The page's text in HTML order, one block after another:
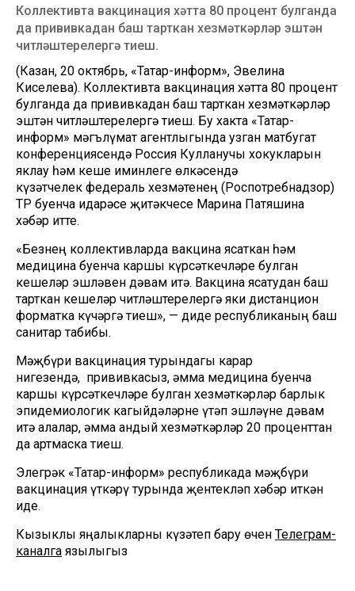
Коллективта вакцинация хәтта 80 процент булганда
да прививкадан баш тарткан хезмәткәрләр эштән
читләштерелергә тиеш.
(Казан, 20 октябрь, «Татар-информ», Эвелина
Киселева). Коллективта вакцинация хәтта 80 процент
булганда да прививкадан баш тарткан хезмәткәрләр
эштән читләштерелергә тиеш. Бу хакта «Татар-
информ» мәгълүмат агентлыгында узган матбугат
конференциясендә Россия Кулланучы хокукларын
яклау һәм кеше иминлеге өлкәсендә
күзәтчелек федераль хезмәтенең (Роспотребнадзор)
ТР буенча идарәсе җитәкчесе Марина Патяшина
хәбәр итте.
«Безнең коллективларда вакцина ясаткан һәм
медицина буенча каршы күрсәткечләре булган
кешеләр эшләвен дәвам итә. Вакцина ясатудан баш
тарткан кешеләр читләштерелергә яки дистанцион
форматка күчәргә тиеш», — диде республиканың баш
санитар табибы.
Мәҗбүри вакцинация турындагы карар
нигезендә, прививкасыз, әмма медицина буенча
каршы күрсәткечләре булган хезмәткәрләр барлык
эпидемиологик кагыйдәләрне үтәп эшләүне дәвам
итә алалар, әмма андый хезмәткәрләр 20 проценттан
да артмаска тиеш.
Элегрәк «Татар-информ» республикада мәҗбүри
вакцинация үткәрү турында җентекләп хәбәр иткән
иде.
Кызыклы яңалыкларны күзәтеп бару өчен Телеграм-
каналга язылыгыз